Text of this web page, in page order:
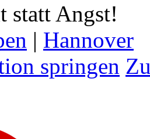
statt Angst!
‎ | Hannover
springen